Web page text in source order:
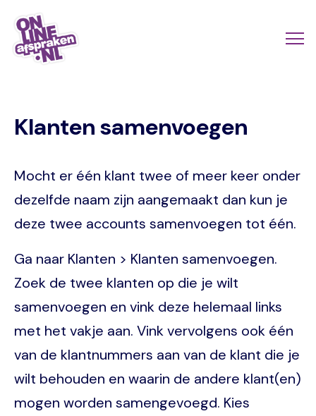
Naar
hoofdinhoud
Klanten samenvoegen
Mocht er één klant twee of meer keer onder
dezelfde naam zijn aangemaakt dan kun je
deze twee accounts samenvoegen tot één.
Ga naar Klanten > Klanten samenvoegen.
Zoek de twee klanten op die je wilt
samenvoegen en vink deze helemaal links
met het vakje aan. Vink vervolgens ook één
van de klantnummers aan van de klant die je
wilt behouden en waarin de andere klant(en)
mogen worden samengevoegd. Kies